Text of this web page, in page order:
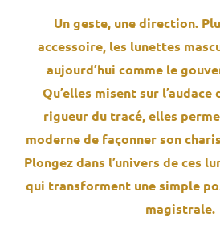
Un geste, une direction.
accessoire, les lunettes
aujourd’hui comme le
Qu’elles misent sur
rigueur du tracé, elles
moderne de façonner son
Plongez dans l’univers de ces
qui transforment une simple
magistrale.